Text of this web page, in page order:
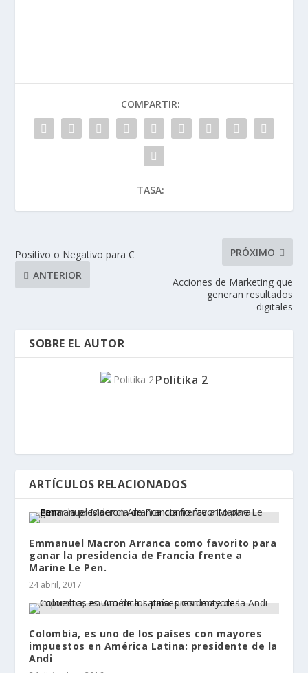
COMPARTIR:
TASA:
Positivo o Negativo para C
ANTERIOR
PRÓXIMO
Acciones de Marketing que
generan resultados
digitales
SOBRE EL AUTOR
Politika 2
ARTÍCULOS RELACIONADOS
Emmanuel Macron Arranca como favorito para
ganar la presidencia de Francia frente a
Marine Le Pen.
24 abril, 2017
Colombia, es uno de los países con mayores
impuestos en América Latina: presidente de la
Andi